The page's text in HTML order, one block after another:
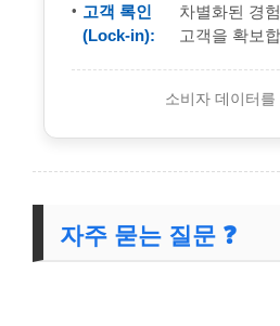
고객 록인
(Lock-in):
차별화된 경
고객을 확보
소비자 데이터
자주 묻는 질문 ❓